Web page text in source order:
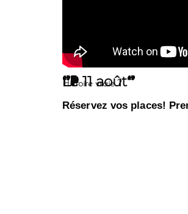
Le 11 août
"Pour le plaisir"
Histoire vraie ?
Réservez vos places!